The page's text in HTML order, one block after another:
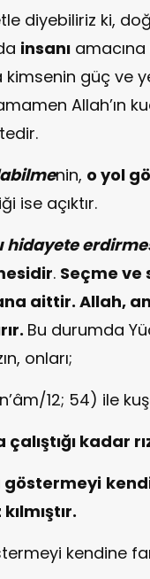
diyebiliriz ki,
insanı
kimsenin güç ve
Allah’ın
nin, o yol
ise açıktır.
hidayete
. Seçme
aittir. Allah,
Bu durumda
onları;
12; 54) ile
çalıştığı kadar
göstermeyi
kendine